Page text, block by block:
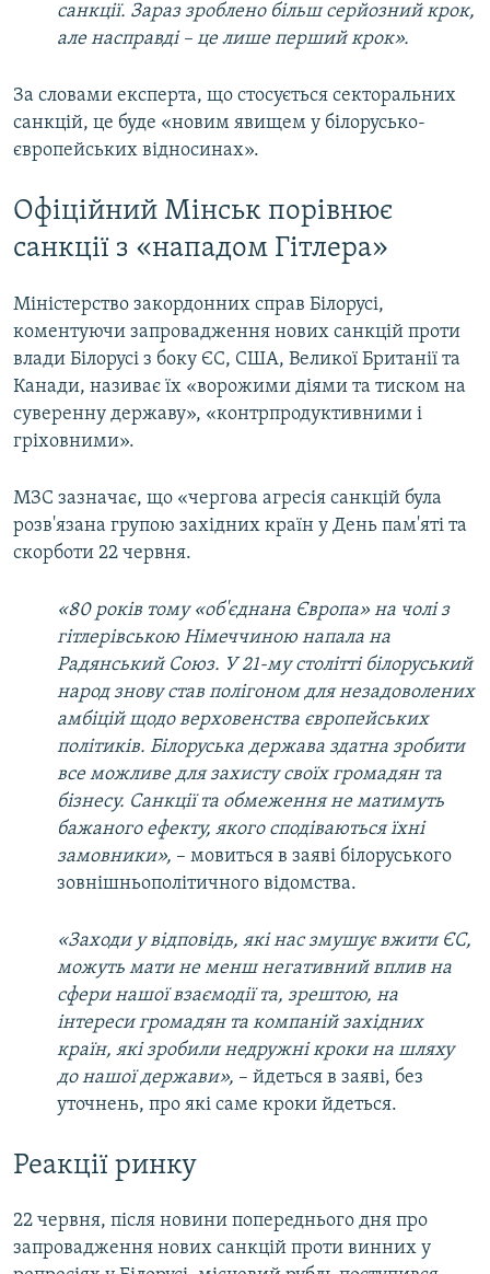
санкції. Зараз зроблено більш серйозний крок,
але насправді – це лише перший крок».
За словами експерта, що стосується секторальних
санкцій, це буде «новим явищем у білорусько-
європейських відносинах».
Офіційний Мінськ порівнює
санкції з «нападом Гітлера»
Міністерство закордонних справ Білорусі,
коментуючи запровадження нових санкцій проти
влади Білорусі з боку ЄС, США, Великої Британії та
Канади, називає їх «ворожими діями та тиском на
суверенну державу», «контрпродуктивними і
гріховними».
МЗС зазначає, що «чергова агресія санкцій була
розв'язана групою західних країн у День пам'яті та
скорботи 22 червня.
«80 років тому «об'єднана Європа» на чолі з
гітлерівською Німеччиною напала на
Радянський Союз. У 21-му столітті білоруський
народ знову став полігоном для незадоволених
амбіцій щодо верховенства європейських
політиків. Білоруська держава здатна зробити
все можливе для захисту своїх громадян та
бізнесу. Санкції та обмеження не матимуть
бажаного ефекту, якого сподіваються їхні
замовники», – мовиться в заяві білоруського
зовнішньополітичного відомства.
«Заходи у відповідь, які нас змушує вжити ЄС,
можуть мати не менш негативний вплив на
сфери нашої взаємодії та, зрештою, на
інтереси громадян та компаній західних
країн, які зробили недружні кроки на шляху
до нашої держави», – йдеться в заяві, без
уточнень, про які саме кроки йдеться.
Реакції ринку
22 червня, після новини попереднього дня про
запровадження нових санкцій проти винних у